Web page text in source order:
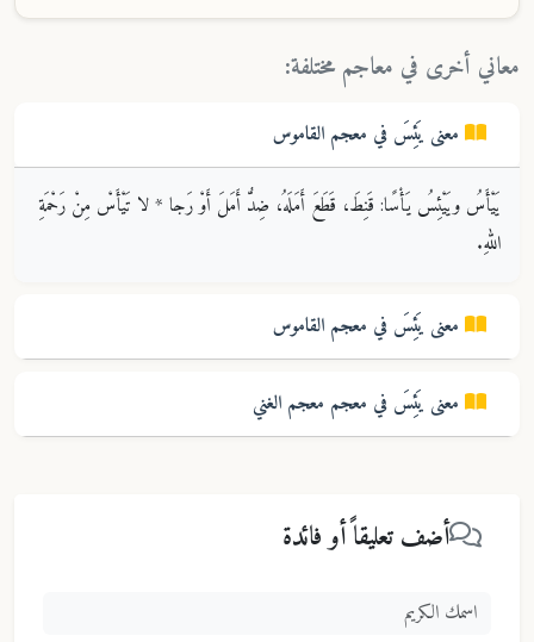
معاني أخرى في معاجم مختلفة:
يَئِسَ في معجم القاموس
يَيْأَسُ ويَيْئِسُ يَأْسًا: قَنِطَ، قَطَعَ أَمَلَهُ، ضِدُّ أَمَلَ أَوْ رَجا * لا تَيْأَسْ مِنْ رَحْمَةِ
اللهِ.
يَئِسَ في معجم القاموس
يَئِسَ في معجم معجم الغني
أضف تعليقاً أو فائدة